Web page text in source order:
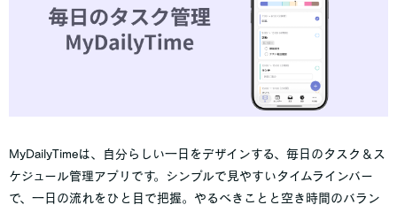
MyDailyTimeは、自分らしい一日をデザインする、毎日のタスク＆ス
ケジュール管理アプリです。シンプルで見やすいタイムラインバー
で、一日の流れをひと目で把握。やるべきことと空き時間のバラン